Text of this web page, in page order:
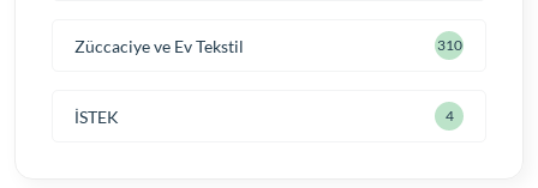
Züccaciye ve Ev Tekstil 310
İSTEK 4